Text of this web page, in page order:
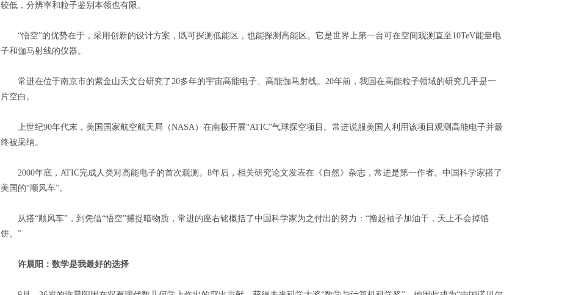
较低，分辨率和粒子鉴别本领也有限。
“悟空”的优势在于，采用创新的设计方案，既可探测低能区，也能探测高能区。它是世界上第一台可在空间观测直至10TeV能量电
子和伽马射线的仪器。
常进在位于南京市的紫金山天文台研究了20多年的宇宙高能电子、高能伽马射线。20年前，我国在高能粒子领域的研究几乎是一
片空白。
上世纪90年代末，美国国家航空航天局（NASA）在南极开展“ATIC”气球探空项目。常进说服美国人利用该项目观测高能电子并最
终被采纳。
2000年底，ATIC完成人类对高能电子的首次观测。8年后，相关研究论文发表在《自然》杂志，常进是第一作者。中国科学家搭了
美国的“顺风车”。
从搭“顺风车”，到凭借“悟空”捕捉暗物质，常进的座右铭概括了中国科学家为之付出的努力：“撸起袖子加油干，天上不会掉馅
饼。”
许晨阳：数学是我最好的选择